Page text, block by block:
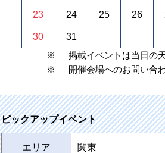
23 24 25 26
30 31
※
掲載イベントは当日の
※
開催会場へのお問い合
ピックアップイベント
エリア 関東